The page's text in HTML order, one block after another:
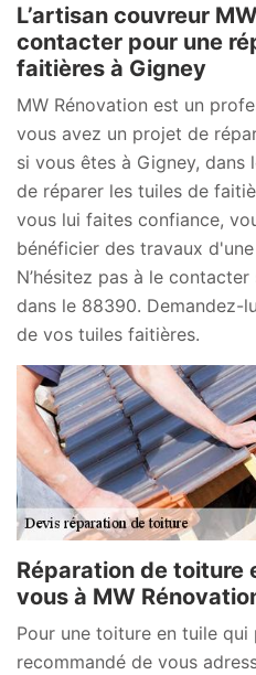
L’artisan couvreur
contacter pour une
faitières à Gigney
MW Rénovation est un
vous avez un projet de
si vous êtes à Gigney, dans
de réparer les tuiles de
vous lui faites confiance,
bénéficier des travaux
N’hésitez pas à le
dans le 88390. Demandez-
de vos tuiles faitières.
Réparation de toiture
vous à MW
Pour une toiture en tuile
recommandé de vous